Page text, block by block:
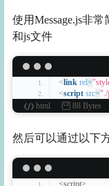
使用Message.js非
和js文件
<link rel=
<script src="./
html
88 Bytes
然后可以通过以下
<script>